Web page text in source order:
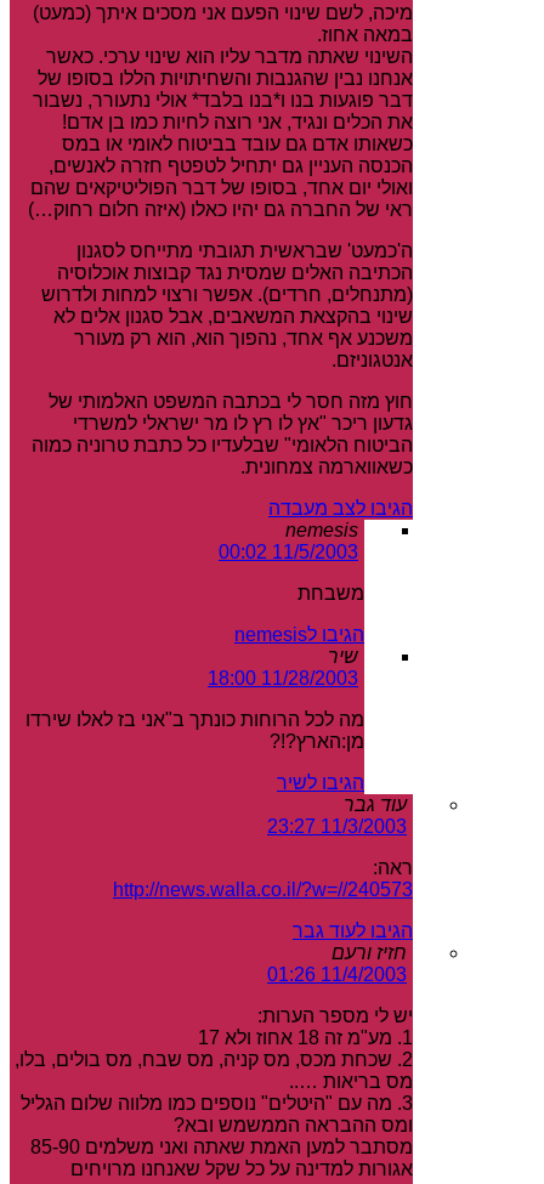
מיכה, לשם שינוי הפעם אני מסכים איתך (כמעט)
במאה אחוז.
השינוי שאתה מדבר עליו הוא שינוי ערכי. כאשר
אנחנו נבין שהגנבות והשחיתויות הללו בסופו של
דבר פוגעות בנו ו*בנו בלבד* אולי נתעורר, נשבור
את הכלים ונגיד, אני רוצה לחיות כמו בן אדם!
כשאותו אדם גם עובד בביטוח לאומי או במס
הכנסה העניין גם יתחיל לטפטף חזרה לאנשים,
ואולי יום אחד, בסופו של דבר הפוליטיקאים שהם
ראי של החברה גם יהיו כאלו (איזה חלום רחוק…)
ה'כמעט' שבראשית תגובתי מתייחס לסגנון
הכתיבה האלים שמסית נגד קבוצות אוכלוסיה
(מתנחלים, חרדים). אפשר ורצוי למחות ולדרוש
שינוי בהקצאת המשאבים, אבל סגנון אלים לא
משכנע אף אחד, נהפוך הוא, הוא רק מעורר
אנטגוניזם.
חוץ מזה חסר לי בכתבה המשפט האלמותי של
גדעון ריכר "אץ לו רץ לו מר ישראלי למשרדי
הביטוח הלאומי" שבלעדיו כל כתבת טרוניה כמוה
כשאווארמה צמחונית.
הגיבו לצב מעבדה
nemesis
11/5/2003 00:02
משבחת
הגיבו לnemesis
שיר
11/28/2003 18:00
מה לכל הרוחות כונתך ב"אני בז לאלו שירדו
מן:הארץ?!?
הגיבו לשיר
עוד גבר
11/3/2003 23:27
ראה:
http://news.walla.co.il/?w=//240573
הגיבו לעוד גבר
חזיז ורעם
11/4/2003 01:26
יש לי מספר הערות:
1. מע"מ זה 18 אחוז ולא 17
2. שכחת מכס, מס קניה, מס שבח, מס בולים, בלו,
מס בריאות …..
3. מה עם "היטלים" נוספים כמו מלווה שלום הגליל
ומס ההבראה הממשמש ובא?
מסתבר למען האמת שאתה ואני משלמים 85-90
אגורות למדינה על כל שקל שאנחנו מרויחים